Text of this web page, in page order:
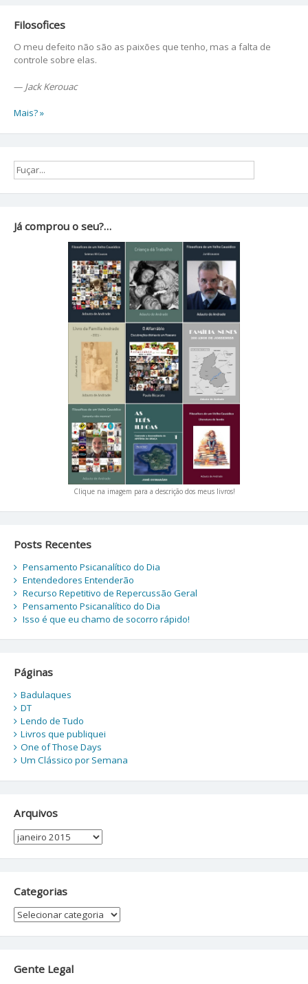
Filosofices
O meu defeito não são as paixões que tenho, mas a falta de
controle sobre elas.
— Jack Kerouac
Mais? »
Já comprou o seu?…
Clique na imagem para a descrição dos meus livros!
Posts Recentes
Pensamento Psicanalítico do Dia
Entendedores Entenderão
Recurso Repetitivo de Repercussão Geral
Pensamento Psicanalítico do Dia
Isso é que eu chamo de socorro rápido!
Páginas
Badulaques
DT
Lendo de Tudo
Livros que publiquei
One of Those Days
Um Clássico por Semana
Arquivos
Arquivos
Categorias
Categorias
Gente Legal